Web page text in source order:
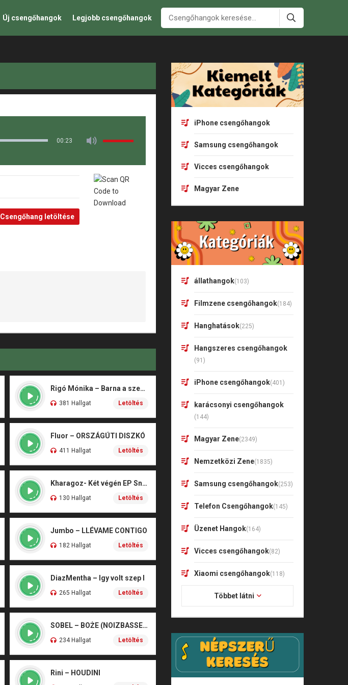
Új csengőhangok Legjobb csengőhangok
00:23
Csengőhang letöltése
Rigó Mónika – Barna a szeme
381 Hallgat Letöltés
Fluor – ORSZÁGÚTI DISZKÓ
411 Hallgat Letöltés
Kharagoz- Két végén EP Snitt
130 Hallgat Letöltés
Jumbo – LLÉVAME CONTIGO
182 Hallgat Letöltés
DiazMentha – Igy volt szep I
265 Hallgat Letöltés
SOBEL – BOŻE (NOIZBASSES REMIX)
234 Hallgat Letöltés
Rini – HOUDINI
iPhone csengőhangok
Samsung csengőhangok
Vicces csengőhangok
Magyar Zene
állathangok(103)
Filmzene csengőhangok(184)
Hanghatások(225)
Hangszeres csengőhangok
(91)
iPhone csengőhangok(401)
karácsonyi csengőhangok
(144)
Magyar Zene(2349)
Nemzetközi Zene(1835)
Samsung csengőhangok(253)
Telefon Csengőhangok(145)
Üzenet Hangok(164)
Vicces csengőhangok(82)
Xiaomi csengőhangok(118)
Többet látni